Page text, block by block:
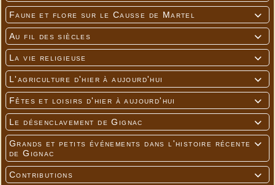

Faune et flore sur le Causse de Martel

Au fil des siècles

La vie religieuse

L'agriculture d'hier à aujourd'hui

Fêtes et loisirs d'hier à aujourd'hui

Le désenclavement de Gignac

Grands et petits événements dans l'histoire récente
de Gignac

Contributions